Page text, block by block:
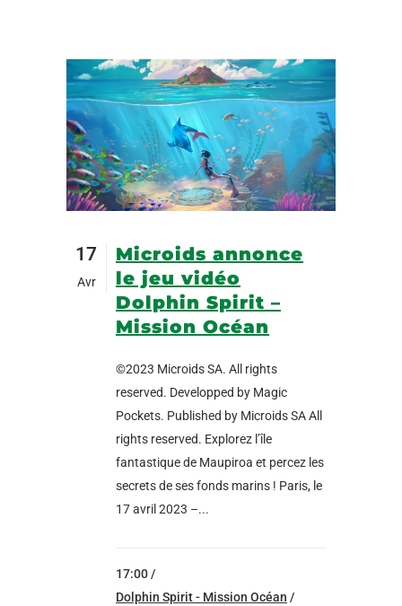
17
Avr
Microids annonce
le jeu vidéo
Dolphin Spirit –
Mission Océan
©2023 Microids SA. All rights
reserved. Developped by Magic
Pockets. Published by Microids SA All
rights reserved. Explorez l’île
fantastique de Maupiroa et percez les
secrets de ses fonds marins ! Paris, le
17 avril 2023 –...
17:00 /
Dolphin Spirit - Mission Océan /